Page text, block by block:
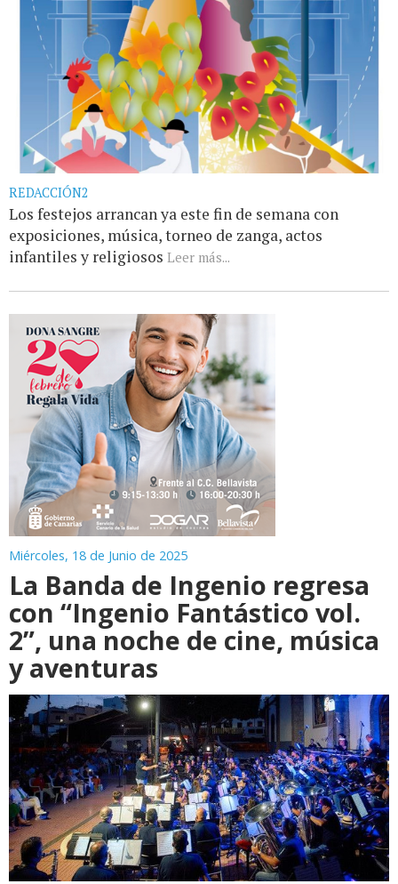
REDACCIÓN2
Los festejos arrancan ya este fin de semana con
exposiciones, música, torneo de zanga, actos
infantiles y religiosos Leer más...
Miércoles, 18 de Junio de 2025
La Banda de Ingenio regresa
con “Ingenio Fantástico vol.
2”, una noche de cine, música
y aventuras